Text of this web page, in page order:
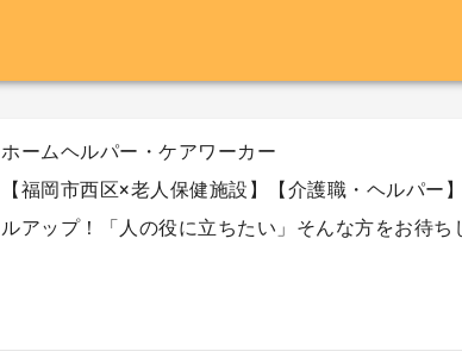
ホームヘルパー・ケアワーカー
【福岡市西区×老人保健施設】【介護職・ヘルパ
ルアップ！「人の役に立ちたい」そんな方をお待